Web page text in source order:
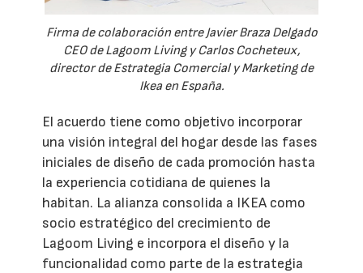
Firma de colaboración entre Javier Braza Delgado
CEO de Lagoom Living y Carlos Cocheteux,
director de Estrategia Comercial y Marketing de
Ikea en España.
El acuerdo tiene como objetivo incorporar
una visión integral del hogar desde las fases
iniciales de diseño de cada promoción hasta
la experiencia cotidiana de quienes la
habitan. La alianza consolida a IKEA como
socio estratégico del crecimiento de
Lagoom Living e incorpora el diseño y la
funcionalidad como parte de la estrategia